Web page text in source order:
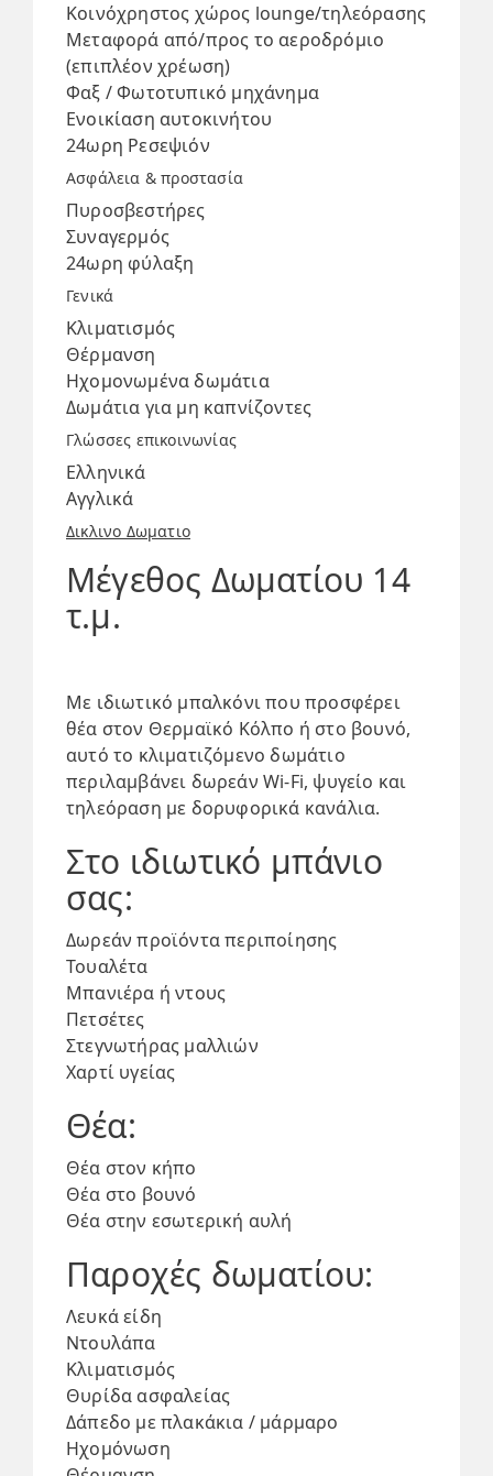
Κοινόχρηστος χώρος lounge/τηλεόρασης
Μεταφορά από/προς το αεροδρόμιο
(επιπλέον χρέωση)
Φαξ / Φωτοτυπικό μηχάνημα
Ενοικίαση αυτοκινήτου
24ωρη Ρεσεψιόν
Ασφάλεια & προστασία
Πυροσβεστήρες
Συναγερμός
24ωρη φύλαξη
Γενικά
Κλιματισμός
Θέρμανση
Ηχομονωμένα δωμάτια
Δωμάτια για μη καπνίζοντες
Γλώσσες επικοινωνίας
Ελληνικά
Αγγλικά
Δικλινο Δωματιο
Μέγεθος Δωματίου 14
τ.μ.
Με ιδιωτικό μπαλκόνι που προσφέρει
θέα στον Θερμαϊκό Κόλπο ή στο βουνό,
αυτό το κλιματιζόμενο δωμάτιο
περιλαμβάνει δωρεάν Wi-Fi, ψυγείο και
τηλεόραση με δορυφορικά κανάλια.
Στο ιδιωτικό μπάνιο
σας:
Δωρεάν προϊόντα περιποίησης
Τουαλέτα
Μπανιέρα ή ντους
Πετσέτες
Στεγνωτήρας μαλλιών
Χαρτί υγείας
Θέα:
Θέα στον κήπο
Θέα στο βουνό
Θέα στην εσωτερική αυλή
Παροχές δωματίου: ​
Λευκά είδη
Ντουλάπα
Κλιματισμός
Θυρίδα ασφαλείας
Δάπεδο με πλακάκια / μάρμαρο
Ηχομόνωση